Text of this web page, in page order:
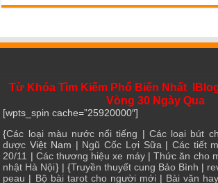
Từ Khóa Tìm Kiếm Phổ Biến Nhất
Vòng 30 Ngày Qua
[wpts_spin cache=”25920000″]
{Các loại màu nước nổi tiếng | Các loại bút
dược Việt Nam | Ngũ Cốc Lợi Sữa| Các tiết
20/11 | Các thương hiệu xe máy|Thức ăn cho
nhật Hà Nội} | {Truyền thuyết cung Bảo Bình |
peau | Bộ bài tarot cho người mới| Bài văn